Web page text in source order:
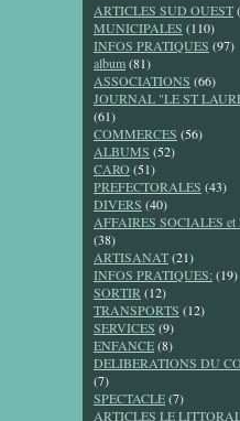
ARTICLES SUD OUEST
MUNICIPALES (110)
INFOS PRATIQUES (97)
album(81)
ASSOCIATIONS (66)
JOURNAL "LE ST
(61)
COMMERCES (56)
ALBUMS (52)
CARO (51)
PREFECTORALES (43)
DIVERS (40)
AFFAIRES SOCIALES
(38)
ARTISANAT(21)
INFOS PRATIQUES: (19)
SORTIR (12)
TRANSPORTS (12)
SERVICES (9)
ENFANCE(8)
DELIBERATIONS DU
(7)
SPECTACLE(7)
ARTICLES LE